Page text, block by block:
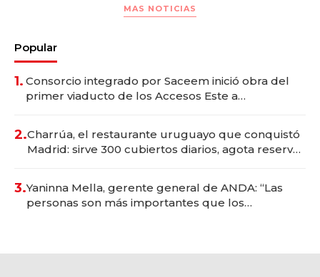
MAS NOTICIAS
Popular
1. Consorcio integrado por Saceem inició obra del
primer viaducto de los Accesos Este a
2.Charrúa, el restaurante uruguayo que conquistó
Madrid: sirve 300 cubiertos diarios, agota reservas
3.Yaninna Mella, gerente general de ANDA: “Las
personas son más importantes que los